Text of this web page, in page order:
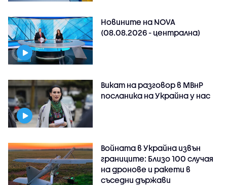
Новините на NOVA
(08.08.2026 - централна)
Викат на разговор в МВнР
посланика на Украйна у нас
Войната в Украйна извън
границите: Близо 100 случая
на дронове и ракети в
съседни държави